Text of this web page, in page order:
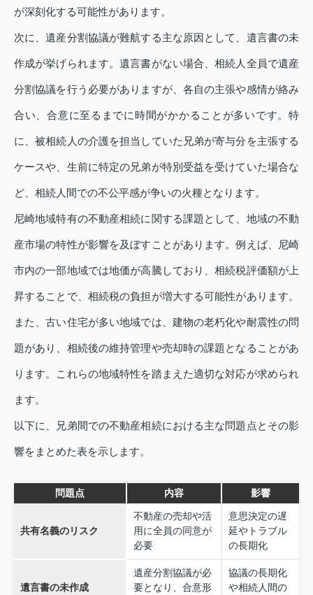
が深刻化する可能性があります。
次に、遺産分割協議が難航する主な原因として、遺言書の未
作成が挙げられます。遺言書がない場合、相続人全員で遺産
分割協議を行う必要がありますが、各自の主張や感情が絡み
合い、合意に至るまでに時間がかかることが多いです。特
に、被相続人の介護を担当していた兄弟が寄与分を主張する
ケースや、生前に特定の兄弟が特別受益を受けていた場合な
ど、相続人間での不公平感が争いの火種となります。
尼崎地域特有の不動産相続に関する課題として、地域の不動
産市場の特性が影響を及ぼすことがあります。例えば、尼崎
市内の一部地域では地価が高騰しており、相続税評価額が上
昇することで、相続税の負担が増大する可能性があります。
また、古い住宅が多い地域では、建物の老朽化や耐震性の問
題があり、相続後の維持管理や売却時の課題となることがあ
ります。これらの地域特性を踏まえた適切な対応が求められ
ます。
以下に、兄弟間での不動産相続における主な問題点とその影
響をまとめた表を示します。
問題点 内容 影響
共有名義のリスク
不動産の売却や活
用に全員の同意が
必要
意思決定の遅
延やトラブル
の長期化
遺言書の未作成
遺産分割協議が必
要となり、合意形
協議の長期化
や相続人間の